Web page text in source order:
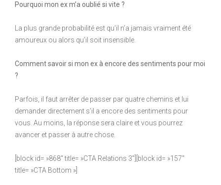
Pourquoi mon ex m’a oublié si vite ?
La plus grande probabilité est qu’il n’a jamais vraiment été
amoureux ou alors qu’il soit insensible.
Comment savoir si mon ex à encore des sentiments pour moi
?
Parfois, il faut arrêter de passer par quatre chemins et lui
demander directement s’il a encore des sentiments pour
vous. Au moins, la réponse sera claire et vous pourrez
avancer et passer à autre chose.
[block id= »868″ title= »CTA Relations 3″][block id= »157″
title= »CTA Bottom »]